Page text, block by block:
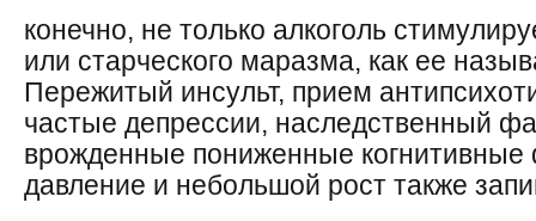
конечно, не только алкоголь
или старческого маразма, как ее
Пережитый инсульт, прием
частые депрессии, наследственный
врожденные пониженные когнитивные
давление и небольшой рост также